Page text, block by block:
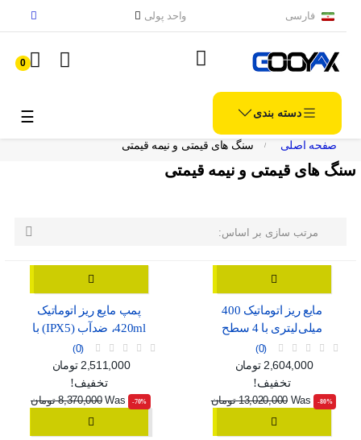
فارسی واحد پولی
0
دسته بندی ☰
صفحه اصلی سنگ های قیمتی و نیمه قیمتی
سنگ های قیمتی و نیمه قیمتی
مرتب سازی بر اساس: 
مایع ریز اتوماتیک 400
میلی‌لیتری با 4 سطح
تنظیم، موجود در دو رنگ
سفید و مشکی
0
قیمت عادی
قیمت
2,604,000 تومان
تخفیف!
‎-80%
Was 13,020,000 تومان
پمپ مایع ریز اتوماتیک
420ml، ضدآب (IPX5) با
C
0
قیمت عادی
قیمت
2,511,000 تومان
تخفیف!
‎-70%
Was 8,370,000 تومان